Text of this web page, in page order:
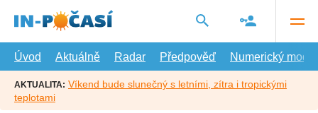
hlavní
Úvod
Aktuálně Radar Předpověď Numerický model
AKTUALITA: Víkend bude slunečný s letními, zítra i tropickými
teplotami